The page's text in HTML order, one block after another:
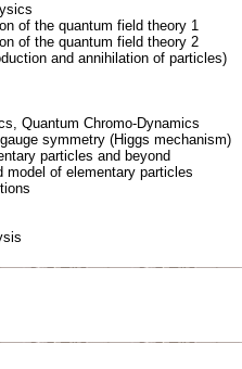
of the quantum field theory 1
of the quantum field theory 2
and annihilation of particles)
Quantum Chromo-Dynamics
symmetry (Higgs mechanism)
particles and beyond
model of elementary particles